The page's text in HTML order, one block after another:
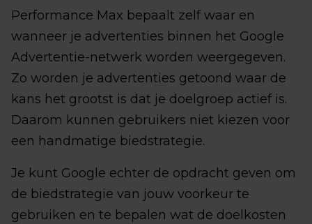
Performance Max bepaalt zelf waar en
wanneer je advertenties binnen het Google
Advertentie-netwerk worden weergegeven.
Zo worden je advertenties getoond waar de
kans het grootst is dat je doelgroep actief is.
Daarom kunnen gebruikers niet kiezen voor
een handmatige biedstrategie.
Je kunt Google echter de opdracht geven om
de biedstrategie van jouw voorkeur te
gebruiken en te bepalen wat de doelkosten